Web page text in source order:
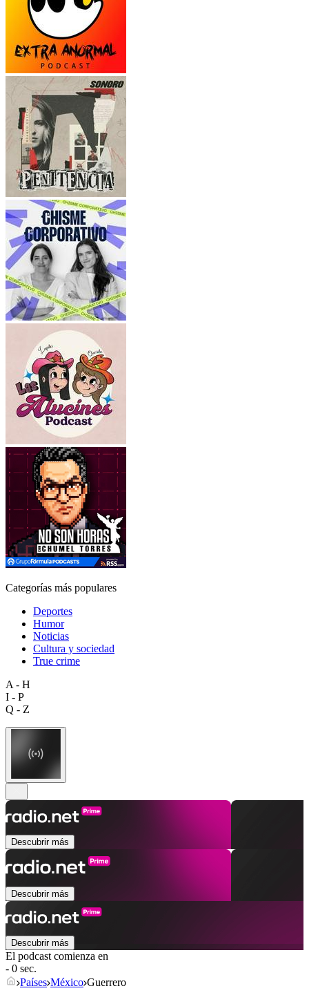
Categorías más populares
Deportes
Humor
Noticias
Cultura y sociedad
True crime
A - H
I - P
Q - Z
Descubrir más
Descubrir más
Descubrir más
El podcast comienza en
- 0 sec.
Países México Guerrero